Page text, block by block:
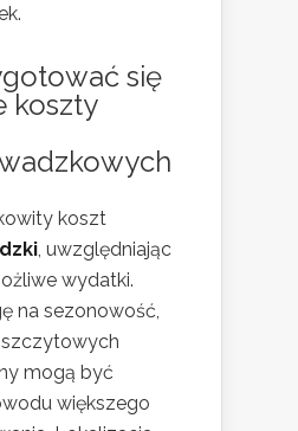
się
koszty
koszt
, uwzględniając
wydatki.
na sezonowość,
mogą być
większego